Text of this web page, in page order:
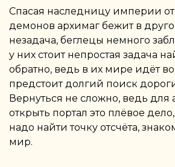
Спасая наследницу империи
демонов архимаг бежит в
незадача, беглецы немного
у них стоит непростая задача
обратно, ведь в их мире идёт
предстоит долгий поиск
Вернуться не сложно, ведь для
открыть портал это плёвое
надо найти точку отсчёта,
мир.